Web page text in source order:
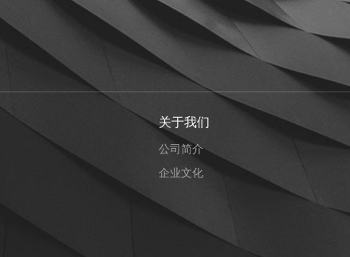
关于我们
公司简介
企业文化